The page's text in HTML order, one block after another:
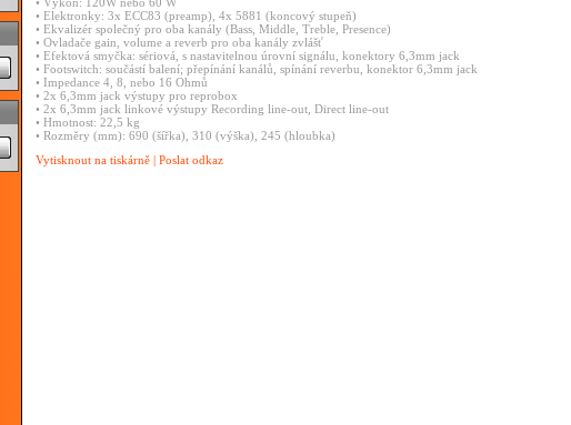
• Elektronky: 3x ECC83 (preamp), 4x 5881 (koncový stupeň)
• Ekvalizér společný pro oba kanály (Bass, Middle, Treble, Presence)
• Ovladače gain, volume a reverb pro oba kanály zvlášť
• Efektová smyčka: sériová, s nastavitelnou úrovní signálu, konektory 6,3mm jack
• Footswitch: součástí balení; přepínání kanálů, spínání reverbu, konektor 6,3mm jack
• Impedance 4, 8, nebo 16 Ohmů
• 2x 6,3mm jack výstupy pro reprobox
• 2x 6,3mm jack linkové výstupy Recording line-out, Direct line-out
• Hmotnost: 22,5 kg
• Rozměry (mm): 690 (šířka), 310 (výška), 245 (hloubka)
Vytisknout na tiskárně | Poslat odkaz